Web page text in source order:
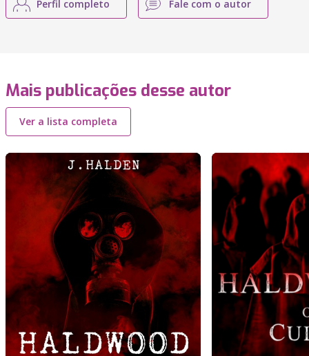
Perfil completo Fale com o autor
Mais publicações desse autor
Ver a lista completa